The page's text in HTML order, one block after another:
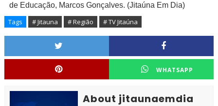
de Educação, Marcos Gonçalves. (Jitaúna Em Dia)
Tags # Jitauna # Região # TV Jitaúna
WHATSAPP
About jitaunaemdia